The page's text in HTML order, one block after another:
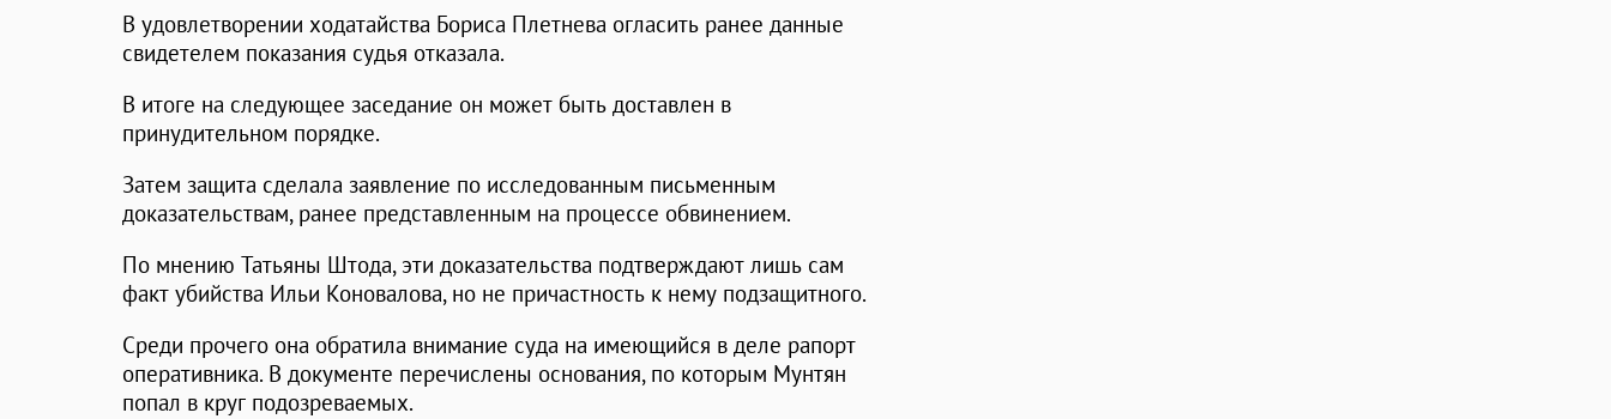
В удовлетворении ходатайства Бориса Плетнева огласить ранее данные
свидетелем показания судья отказала.
В итоге на следующее заседание он может быть доставлен в
принудительном порядке.
Затем защита сделала заявление по исследованным письменным
доказательствам, ранее представленным на процессе обвинением.
По мнению Татьяны Штода, эти доказательства подтверждают лишь сам
факт убийства Ильи Коновалова, но не причастность к нему подзащитного.
Среди прочего она обратила внимание суда на имеющийся в деле рапорт
оперативника. В документе перечислены основания, по которым Мунтян
попал в круг подозреваемых.